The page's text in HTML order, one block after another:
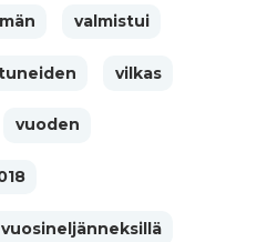
valmistui
vilkas
vuoden
vuosineljänneksillä